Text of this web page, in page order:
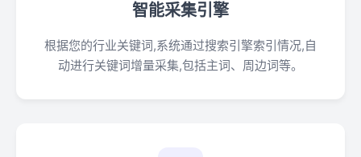
智能采集引擎
根据您的行业关键词,系统通过搜索引擎索引情况,自
动进行关键词增量采集,包括主词、周边词等。